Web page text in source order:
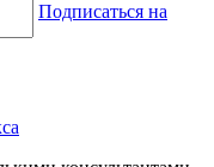
Подписаться на